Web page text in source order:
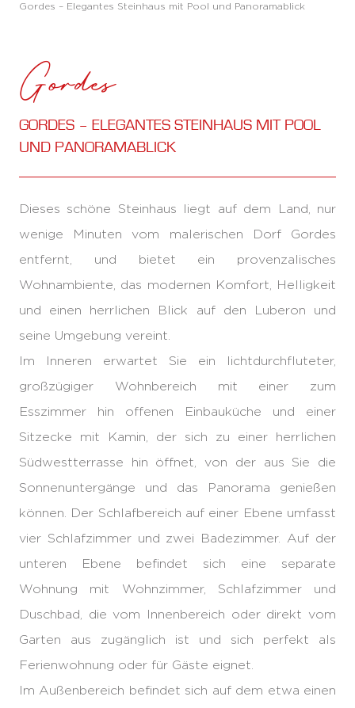
Gordes – Elegantes Steinhaus mit Pool und Panoramablick
Gordes
GORDES – ELEGANTES STEINHAUS MIT POOL
UND PANORAMABLICK
Dieses schöne Steinhaus liegt auf dem Land, nur
wenige Minuten vom malerischen Dorf Gordes
entfernt, und bietet ein provenzalisches
Wohnambiente, das modernen Komfort, Helligkeit
und einen herrlichen Blick auf den Luberon und
seine Umgebung vereint.
Im Inneren erwartet Sie ein lichtdurchfluteter,
großzügiger Wohnbereich mit einer zum
Esszimmer hin offenen Einbauküche und einer
Sitzecke mit Kamin, der sich zu einer herrlichen
Südwestterrasse hin öffnet, von der aus Sie die
Sonnenuntergänge und das Panorama genießen
können. Der Schlafbereich auf einer Ebene umfasst
vier Schlafzimmer und zwei Badezimmer. Auf der
unteren Ebene befindet sich eine separate
Wohnung mit Wohnzimmer, Schlafzimmer und
Duschbad, die vom Innenbereich oder direkt vom
Garten aus zugänglich ist und sich perfekt als
Ferienwohnung oder für Gäste eignet.
Im Außenbereich befindet sich auf dem etwa einen